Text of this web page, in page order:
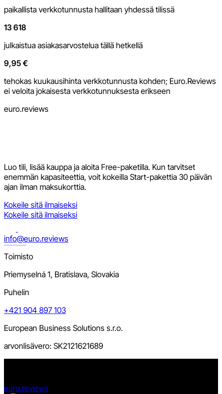
paikallista verkkotunnusta hallitaan yhdessä tilissä
13 618
julkaistua asiakasarvostelua tällä hetkellä
9,95 €
tehokas kuukausihinta verkkotunnusta kohden; Euro.Reviews
ei veloita jokaisesta verkkotunnuksesta erikseen
euro.reviews
Luo tili, lisää kauppa ja aloita Free-paketilla. Kun tarvitset
enemmän kapasiteettia, voit kokeilla Start-pakettia 30 päivän
ajan ilman maksukorttia.
Kokeile sitä ilmaiseksi
Kokeile sitä ilmaiseksi
info@euro.reviews
Toimisto
Priemyselná 1, Bratislava, Slovakia
Puhelin
+421 904 897 103
European Business Solutions s.r.o.
arvonlisävero: SK2121621689
euro.reviews